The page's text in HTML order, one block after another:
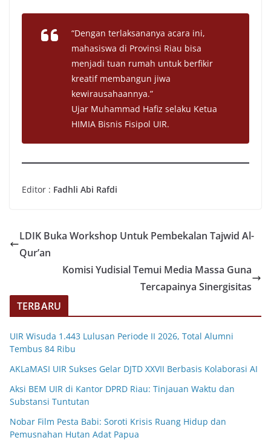
“Dengan terlaksananya acara ini,
mahasiswa di Provinsi Riau bisa
menjadi tuan rumah untuk berfikir
kreatif membangun jiwa
kewirausahaannya.”
Ujar Muhammad Hafiz selaku Ketua
HIMIA Bisnis Fisipol UIR.
Editor : Fadhli Abi Rafdi
LDIK Buka Workshop Untuk Pembekalan Tajwid Al-
Qur’an
Komisi Yudisial Temui Media Massa Guna
Tercapainya Sinergisitas
TERBARU
UIR Wisuda 1.443 Lulusan Periode II 2026, Total Alumni
Tembus 84 Ribu
AKLaMASI UIR Sukses Gelar DJTD XXVII Berbasis Kolaborasi AI
Aksi BEM UIR di Kantor DPRD Riau: Tinjauan Waktu dan
Substansi Tuntutan
Nobar Film Pesta Babi: Soroti Krisis Ruang Hidup dan
Pemusnahan Hutan Adat Papua